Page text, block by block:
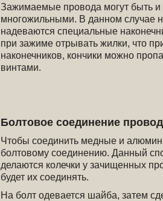
Зажимаемые провода могут быть
многожильными. В данном случае
надеваются специальные
при зажиме отрывать жилки, что
наконечников, кончики можно
винтами.
Болтовое соединение
Чтобы соединить медные и
болтовому соединению. Данный
делаются колечки у зачищенных
будет их соединять.
На болт одевается шайба, затем